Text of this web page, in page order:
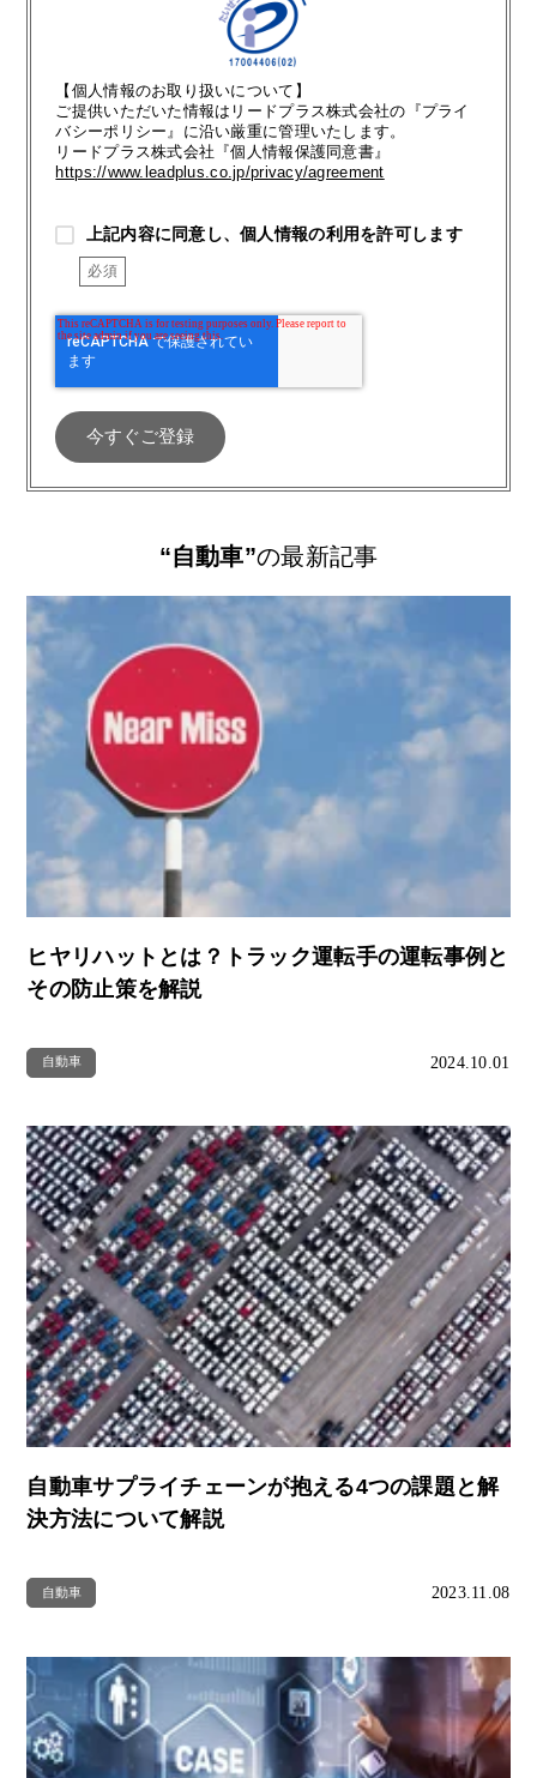
【個人情報のお取り扱いについて】
ご提供いただいた情報はリードプラス株式会社の『プライ
バシーポリシー』に沿い厳重に管理いたします。
リードプラス株式会社『個人情報保護同意書』
https://www.leadplus.co.jp/privacy/agreement
上記内容に同意し、個人情報の利用を許可します
“自動車”の最新記事
ヒヤリハットとは？トラック運転手の運転事例と
その防止策を解説
自動車 2024.10.01
自動車サプライチェーンが抱える4つの課題と解
決方法について解説
自動車 2023.11.08